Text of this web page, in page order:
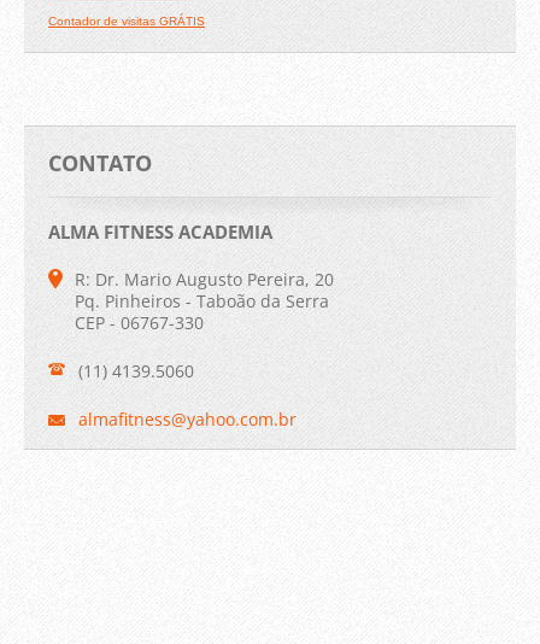
Contador de visitas GRÁTIS
CONTATO
ALMA FITNESS ACADEMIA
R: Dr. Mario Augusto Pereira, 20
Pq. Pinheiros - Taboão da Serra
CEP - 06767-330
(11) 4139.5060
almafitness@yahoo.com.br